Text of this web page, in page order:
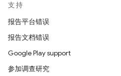
支持
报告平台错误
报告文档错误
Google Play support
参加调查研究